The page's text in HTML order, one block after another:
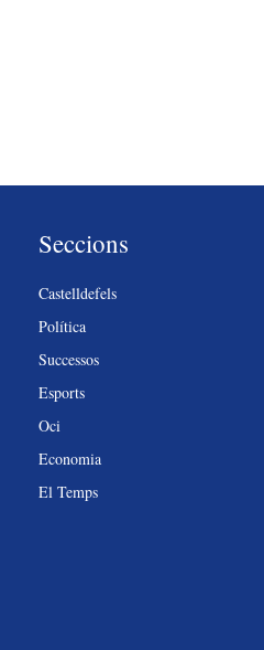
Seccions
Castelldefels
Política
Successos
Esports
Oci
Economia
El Temps